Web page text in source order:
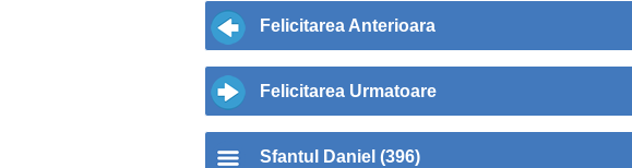
Felicitarea Anterioara
Felicitarea Urmatoare
Sfantul Daniel (396)